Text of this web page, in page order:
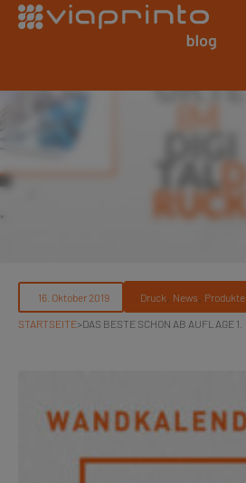
Druck , News , Produkte
STARTSEITE>DAS BESTE SCHON AB AUFLAGE 1.